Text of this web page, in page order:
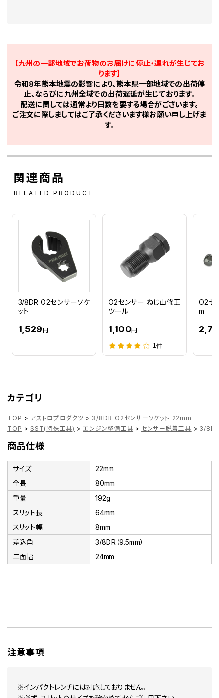
【九州の一部地域でお荷物のお届けに停止・遅れが生じてお
ります】
令和8年熊本地震の影響により、熊本県一部地域での出荷停
止、ならびに九州全域での出荷遅延が生じております。
配送に関しては通常より日数を要する場合がございます。
ご注文に際しましてはご了承くださいます様お願い申し上げま
す。
関連商品
RELATED PRODUCT
3/8DR O2センサーソケ
ット
1,529円
O2センサー ねじ山修正
ツール
1,100円
1件
O2セ
m
カテゴリ
TOP > アストロプロダクツ > 3/8DR O2センサーソケット 22mm
TOP > SST(特殊工具) > エンジン整備工具 > センサー脱着工具 > 3/
商品仕様
サイズ
22mm
全長
80mm
重量
192g
スリット長
64mm
スリット幅
8mm
差込角
3/8DR（9.5mm）
二面幅
24mm
注意事項
※インパクトレンチには対応しておりません。